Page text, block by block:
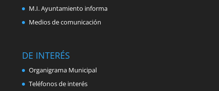
M.I. Ayuntamiento informa
Medios de comunicación
DE INTERÉS
Organigrama Municipal
Teléfonos de interés